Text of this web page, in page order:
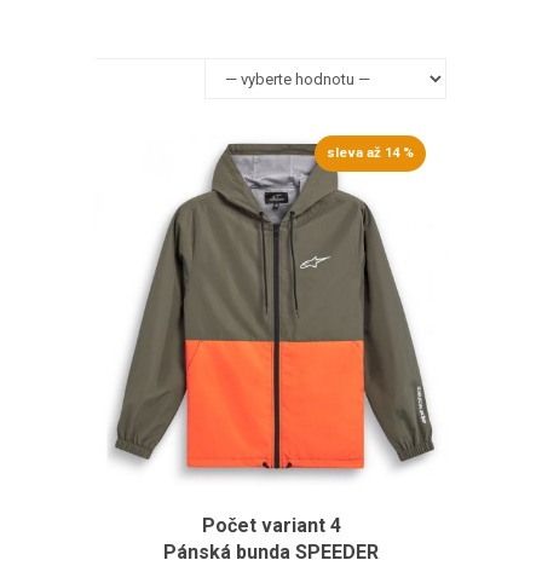
sleva až 14 %
Počet variant 4
Pánská bunda SPEEDER